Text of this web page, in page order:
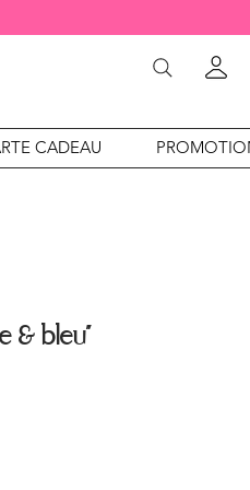
CADEAU
& bleu”